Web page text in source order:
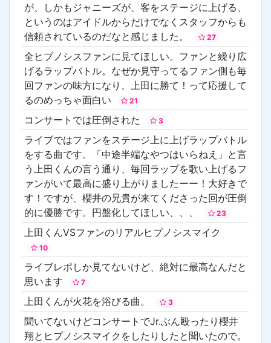
が、しかもジャニーズが、客をステージに上げる、
というのはアイドルからだけでなくスタッフからも
信頼されているのだなと感じました。
27
全ヒプノシスファンに見てほしい。ファンと繰り広
げるラップバトル。なぜか見守ってるファン側も毎
回ファンの味方になり、上田に勝て！って応援して
るのめっちゃ面白い
21
コンサートでは圧倒された 3
ライブではファンをステージ上に上げラップバトル
をする曲です。「中途半端なやつはいらねえ」と言
う上田くんの言う通り、毎回ラップを歌い上げるフ
ァンがいて最高に盛り上がりましたーー！大好きで
す！ですが、櫻井の兄貴が来てくださった回が圧倒
的に優勝です。円盤化してほしい、、、
23
上田くんVSファンのリアルヒプノシスマイク
10
ライブレポしか見てないけど、絶対に最高なんだと
思います
7
上田くんが火花を浴びる曲。 3
聞いてないけどコンサートでJr.ぶん殴ったり櫻井
翔とヒプノシスマイクをしたりしたと聞いたので。